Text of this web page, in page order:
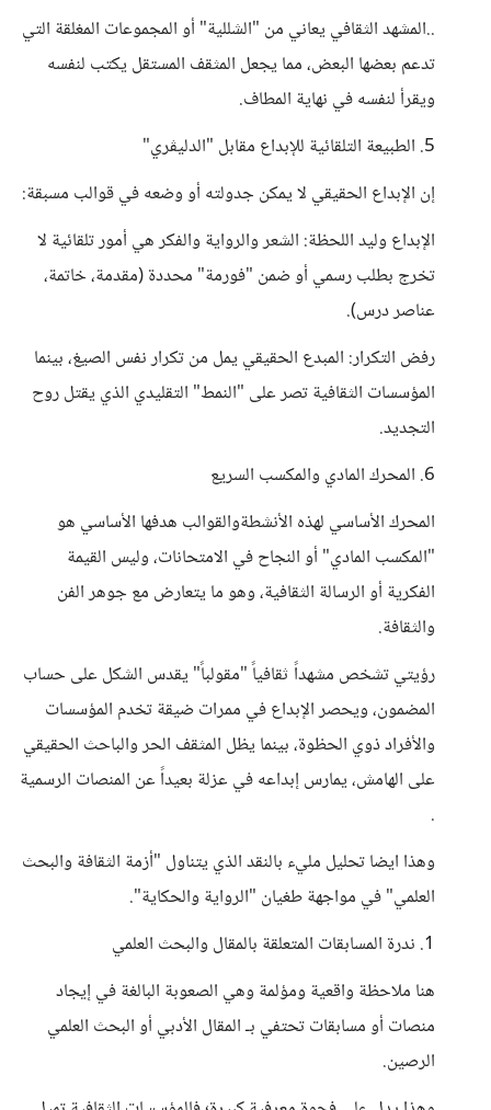
..المشهد الثقافي يعاني من "الشللية" أو المجموعات المغلقة التي
تدعم بعضها البعض، مما يجعل المثقف المستقل يكتب لنفسه
ويقرأ لنفسه في نهاية المطاف.
5. الطبيعة التلقائية للإبداع مقابل "الدليڤري"
إن الإبداع الحقيقي لا يمكن جدولته أو وضعه في قوالب مسبقة:
الإبداع وليد اللحظة: الشعر والرواية والفكر هي أمور تلقائية لا
تخرج بطلب رسمي أو ضمن "فورمة" محددة (مقدمة، خاتمة،
عناصر درس).
رفض التكرار: المبدع الحقيقي يمل من تكرار نفس الصيغ، بينما
المؤسسات الثقافية تصر على "النمط" التقليدي الذي يقتل روح
التجديد.
6. المحرك المادي والمكسب السريع
المحرك الأساسي لهذه الأنشطةوالقوالب هدفها الأساسي هو
"المكسب المادي" أو النجاح في الامتحانات، وليس القيمة
الفكرية أو الرسالة الثقافية، وهو ما يتعارض مع جوهر الفن
والثقافة.
رؤيتي تشخص مشهداً ثقافياً "مقولباً" يقدس الشكل على حساب
المضمون، ويحصر الإبداع في ممرات ضيقة تخدم المؤسسات
والأفراد ذوي الحظوة، بينما يظل المثقف الحر والباحث الحقيقي
على الهامش، يمارس إبداعه في عزلة بعيداً عن المنصات الرسمية
.
وهذا ايضا تحليل مليء بالنقد الذي يتناول "أزمة الثقافة والبحث
العلمي" في مواجهة طغيان "الرواية والحكاية".
1. ندرة المسابقات المتعلقة بالمقال والبحث العلمي
هنا ملاحظة واقعية ومؤلمة وهي الصعوبة البالغة في إيجاد
منصات أو مسابقات تحتفي بـ المقال الأدبي أو البحث العلمي
الرصين.